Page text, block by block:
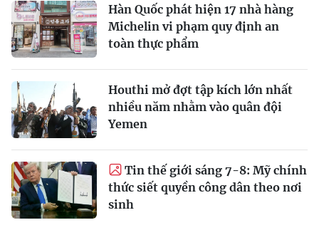
Hàn Quốc phát hiện 17 nhà hàng
Michelin vi phạm quy định an
toàn thực phẩm
Houthi mở đợt tập kích lớn nhất
nhiều năm nhằm vào quân đội
Yemen
Tin thế giới sáng 7-8: Mỹ chính
thức siết quyền công dân theo nơi
sinh